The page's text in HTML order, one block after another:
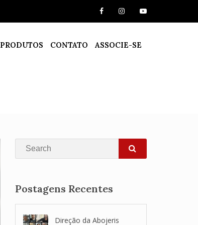
PRODUTOS CONTATO ASSOCIE-SE
Search
SEARCH
Postagens Recentes
Direção da Abojeris